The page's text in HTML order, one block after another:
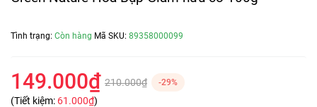
Tình trạng: Còn hàng Mã SKU: 89358000099
149.000₫ 210.000₫ -29%
(Tiết kiệm: 61.000₫)